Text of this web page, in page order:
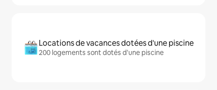
Locations de vacances dotées d'une piscine
200 logements sont dotés d'une piscine